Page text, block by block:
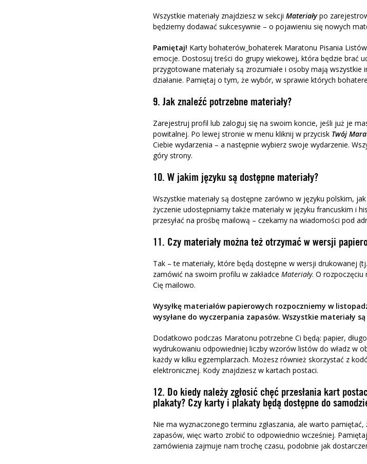
Wszystkie materiały znajdziesz w sekcji Materiałypo
będziemy dodawać sukcesywnie – o pojawieniu się nowych
Pamiętaj! Karty bohaterów_bohaterek Maratonu Pisania
emocje. Dostosuj treści do grupy wiekowej, która będzie brać
przygotowane materiały są zrozumiałe i osoby mają
działanie. Pamiętaj o tym, że wybór, w sprawie których
9. Jak znaleźć potrzebne materiały?
Zarejestruj profil lub zaloguj się na swoim koncie, jeśli już je
powitalnej. Po lewej stronie w menu kliknij w przycisk Twój
Ciebie wydarzenia – a następnie wybierz swoje wydarzenie.
góry strony.
10. W jakim języku są dostępne materiały?
Wszystkie materiały są dostępne zarówno w języku polskim,
życzenie udostępniamy także materiały w języku francuskim i
przesyłać na prośbę mailową – czekamy na wiadomości pod
11. Czy materiały można też otrzymać w wersji
Tak – te materiały, które będą dostępne w wersji drukowanej
zamówić na swoim profilu w zakładce Materiały. O rozpoczęciu
Cię mailowo.
Wysyłkę materiałów papierowych rozpoczniemy w
wysyłane do wyczerpania zapasów. Wszystkie materiały są
Dodatkowo podczas Maratonu potrzebne Ci będą: papier,
wydrukowaniu odpowiedniej liczby wzorów listów do władz w
każdy w kilku egzemplarzach. Możesz również skorzystać z
elektronicznej. Kody znajdziesz w kartach postaci.
12. Do kiedy należy zgłosić chęć przesłania kart
plakaty? Czy karty i plakaty będą dostępne do
Nie ma wyznaczonego terminu zgłaszania, ale warto
zapasów, więc warto zrobić to odpowiednio wcześniej.
zamówienia zajmuje nam trochę czasu, podobnie jak